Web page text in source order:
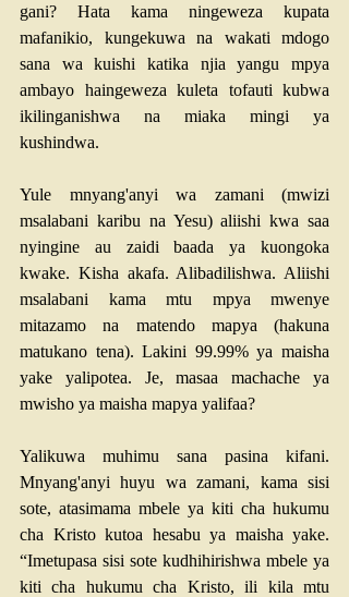
gani? Hata kama ningeweza kupata
mafanikio, kungekuwa na wakati mdogo
sana wa kuishi katika njia yangu mpya
ambayo haingeweza kuleta tofauti kubwa
ikilinganishwa na miaka mingi ya
kushindwa.
Yule mnyang'anyi wa zamani (mwizi
msalabani karibu na Yesu) aliishi kwa saa
nyingine au zaidi baada ya kuongoka
kwake. Kisha akafa. Alibadilishwa. Aliishi
msalabani kama mtu mpya mwenye
mitazamo na matendo mapya (hakuna
matukano tena). Lakini 99.99% ya maisha
yake yalipotea. Je, masaa machache ya
mwisho ya maisha mapya yalifaa?
Yalikuwa muhimu sana pasina kifani.
Mnyang'anyi huyu wa zamani, kama sisi
sote, atasimama mbele ya kiti cha hukumu
cha Kristo kutoa hesabu ya maisha yake.
“Imetupasa sisi sote kudhihirishwa mbele ya
kiti cha hukumu cha Kristo, ili kila mtu